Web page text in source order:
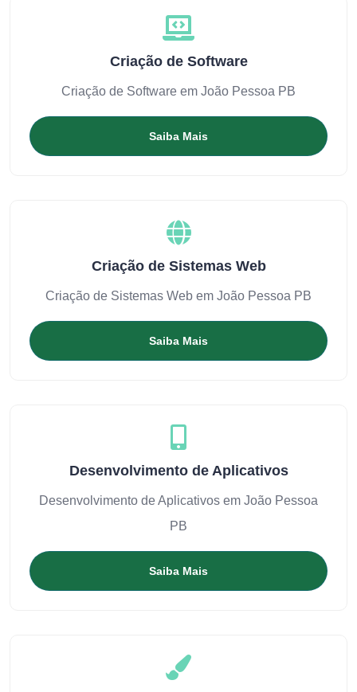
Criação de Software
Criação de Software em João Pessoa PB
Saiba Mais
Criação de Sistemas Web
Criação de Sistemas Web em João Pessoa PB
Saiba Mais
Desenvolvimento de Aplicativos
Desenvolvimento de Aplicativos em João Pessoa
PB
Saiba Mais